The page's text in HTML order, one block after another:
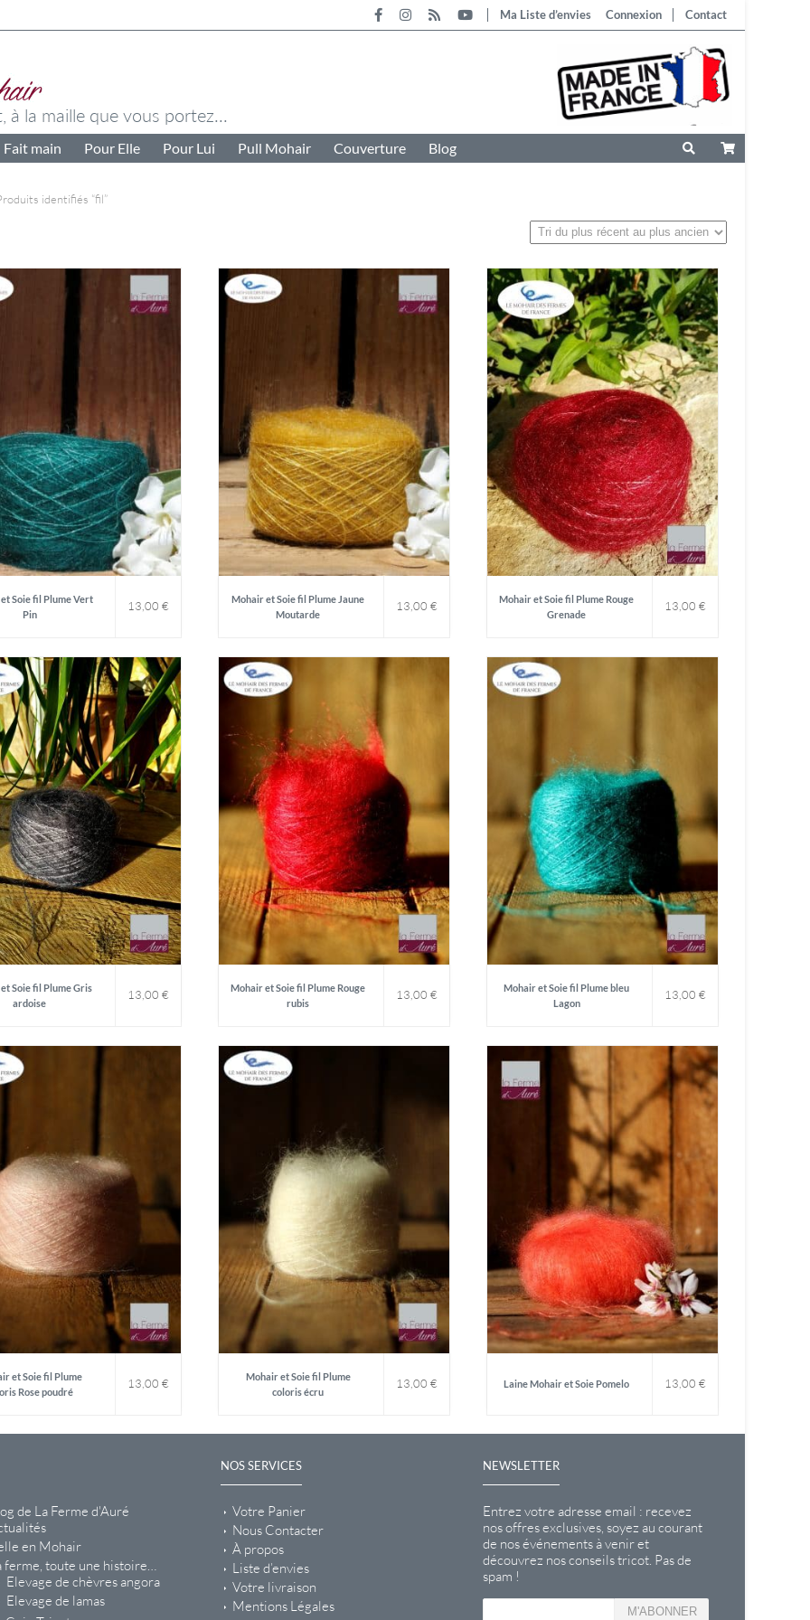
Ma Liste d’envies Connexion Contact
Fait main Pour Elle Pour Lui Pull Mohair Couverture Blog
identifiés “fil”
13,00 €
Soie fil Plume Vert
Pin
13,00 €
Mohair et Soie fil Plume Jaune
Moutarde
13,00 €
Mohair et Soie fil Plume Rouge
Grenade
13,00 €
Soie fil Plume Gris
ardoise
13,00 €
Mohair et Soie fil Plume Rouge
rubis
13,00 €
Mohair et Soie fil Plume bleu
Lagon
13,00 €
et Soie fil Plume
Rose poudré
13,00 €
Mohair et Soie fil Plume
coloris écru
13,00 €
Laine Mohair et Soie Pomelo
de La Ferme d'Auré
en Mohair
ferme, toute une histoire…
Elevage de chèvres angora
Elevage de lamas
NOS SERVICES
Votre Panier
Nous Contacter
À propos
Liste d’envies
Votre livraison
Mentions Légales
NEWSLETTER
Entrez votre adresse email : recevez
nos offres exclusives, soyez au courant
de nos événements à venir et
découvrez nos conseils tricot. Pas de
spam !